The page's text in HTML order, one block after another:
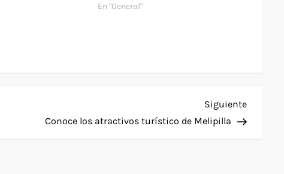
En "General"
Siguiente
entrada
Siguiente
Conoce los atractivos turístico de Melipilla